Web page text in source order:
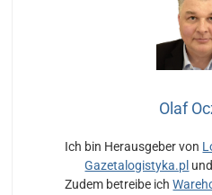
Olaf
Ich bin Herausgeber von
Gazetalogistyka.pl und
Zudem betreibe ich